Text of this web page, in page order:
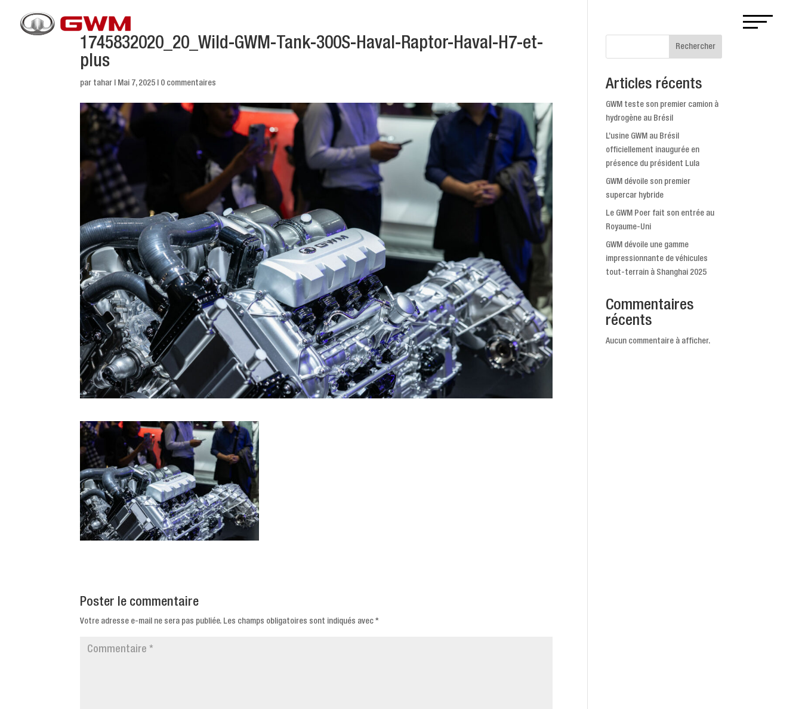
1745832020_20_Wild-GWM-Tank-300S-Haval-Raptor-Haval-H7-et-
plus
par tahar Mai 7, 2025 0 commentaires
Poster le commentaire
Votre adresse e-mail ne sera pas publiée. Les champs obligatoires sont indiqués avec*
Rechercher
Articles récents
GWM teste son premier camion à
hydrogène au Brésil
L’usine GWM au Brésil
officiellement inaugurée en
présence du président Lula
GWM dévoile son premier
supercar hybride
Le GWM Poer fait son entrée au
Royaume-Uni
GWM dévoile une gamme
impressionnante de véhicules
tout-terrain à Shanghai 2025
Commentaires
récents
Aucun commentaire à afficher.